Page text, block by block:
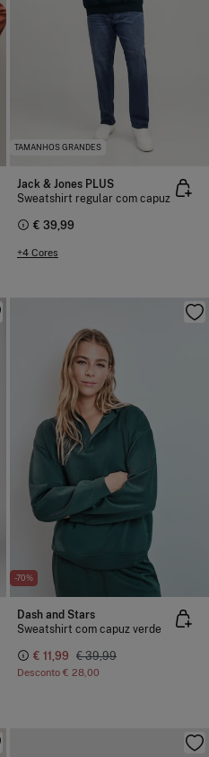
TAMANHOS GRANDES
Jack & Jones PLUS
Sweatshirt regular com capuz
€ 39,99
+4 Cores
-70%
Dash and Stars
Sweatshirt com capuz verde
€ 11,99 € 39,99
Desconto € 28,00